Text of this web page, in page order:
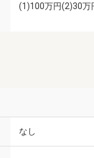
(1)100万円(2)30万
なし